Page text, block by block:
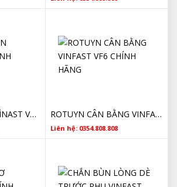
TAY NẮM TRẦN VIÌNAST VF6 CHÍNH HÃNG ROTUYN CÂN BẰNG VINFAST VF6 CHÍNH HÃNG
Liên hệ: 0354.808.808